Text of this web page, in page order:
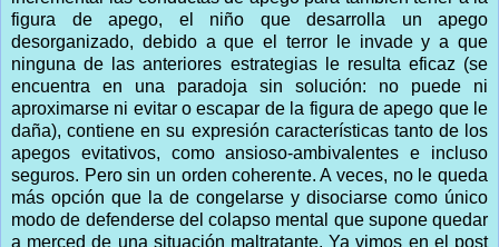
figura de apego, el niño que desarrolla un apego
desorganizado, debido a que el terror le invade y a que
ninguna de las anteriores estrategias le resulta eficaz (se
encuentra en una paradoja sin solución: no puede ni
aproximarse ni evitar o escapar de la figura de apego que le
daña), contiene en su expresión características tanto de los
apegos evitativos, como ansioso-ambivalentes e incluso
seguros. Pero sin un orden coherente. A veces, no le queda
más opción que la de congelarse y disociarse como único
modo de defenderse del colapso mental que supone quedar
a merced de una situación maltratante. Ya vimos en el post